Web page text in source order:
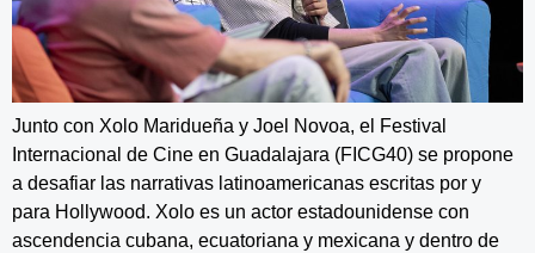
Junto con Xolo Maridueña y Joel Novoa, el Festival
Internacional de Cine en Guadalajara (FICG40) se propone
a desafiar las narrativas latinoamericanas escritas por y
para Hollywood. Xolo es un actor estadounidense con
ascendencia cubana, ecuatoriana y mexicana y dentro de